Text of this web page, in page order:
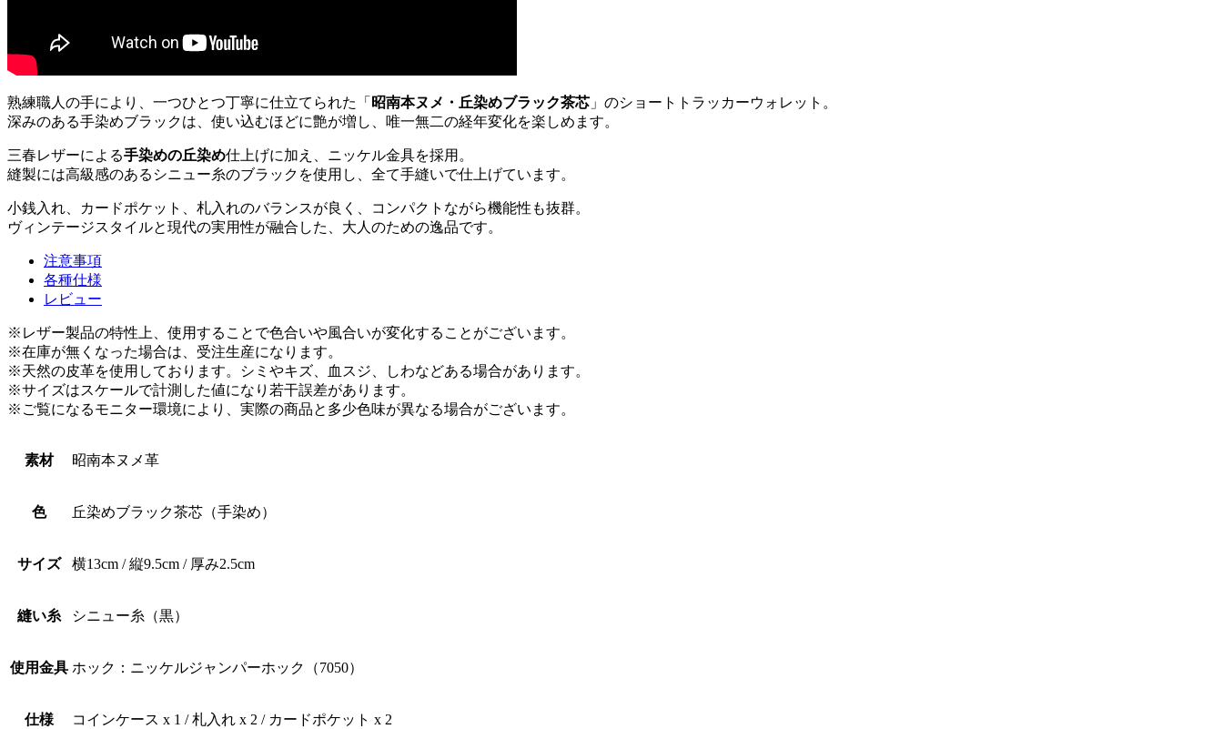
熟練職人の手により、一つひとつ丁寧に仕立てられた「 昭南本ヌメ・丘染めブラック茶芯 」のショートトラッカーウォレット。
深みのある手染めブラックは、使い込むほどに艶が増し、唯一無二の経年変化を楽しめます。
三春レザーによる手染めの丘染め仕上げに加え、ニッケル金具を採用。
縫製には高級感のあるシニュー糸のブラックを使用し、全て手縫いで仕上げています。
小銭入れ、カードポケット、札入れのバランスが良く、コンパクトながら機能性も抜群。
ヴィンテージスタイルと現代の実用性が融合した、大人のための逸品です。
注意事項
各種仕様
レビュー
※レザー製品の特性上、使用することで色合いや風合いが変化することがございます。
※在庫が無くなった場合は、受注生産になります。
※天然の皮革を使用しております。シミやキズ、血スジ、しわなどある場合があります。
※サイズはスケールで計測した値になり若干誤差があります。
※ご覧になるモニター環境により、実際の商品と多少色味が異なる場合がございます。
素材 昭南本ヌメ革
色 丘染めブラック茶芯（手染め）
サイズ 横13cm / 縦9.5cm / 厚み2.5cm
縫い糸 シニュー糸（黒）
使用金具 ホック：ニッケルジャンパーホック（7050）
仕様 コインケース x 1 / 札入れ x 2 / カードポケット x 2